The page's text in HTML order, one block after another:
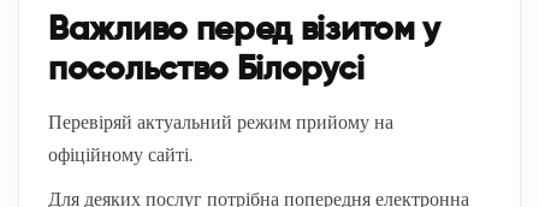
Важливо перед візитом у
посольство Білорусі
Перевіряй актуальний режим прийому на
офіційному сайті.
Для деяких послуг потрібна попередня електронна